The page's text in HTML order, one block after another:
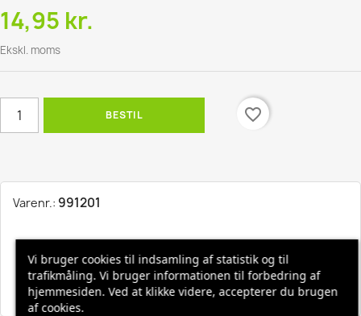
14,95 kr.
Ekskl. moms
BESTIL favorite_border
Varenr.: 991201
Fri fragt ved køb over 1500,-
Vi bruger cookies til indsamling af statistik og til
trafikmåling. Vi bruger informationen til forbedring af
hjemmesiden. Ved at klikke videre, accepterer du brugen
af cookies.